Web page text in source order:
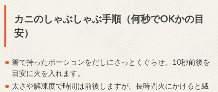
カニのしゃぶしゃぶ手順（何秒でOKかの目
安）
箸で持ったポーションをだしにさっとくぐらせ、10秒前後を
目安に火を入れます。
太さや解凍度で時間は前後しますが、長時間火にかけると繊